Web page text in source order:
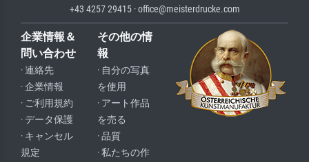
+43 4257 29415 · office@meisterdrucke.com
企業情報＆
問い合わせ
· 連絡先
· 企業情報
· ご利用規約
· データ保護
· キャンセル
規定
その他の情
報
· 自分の写真
を使用
· アート作品
を売る
· 品質
· 私たちの作